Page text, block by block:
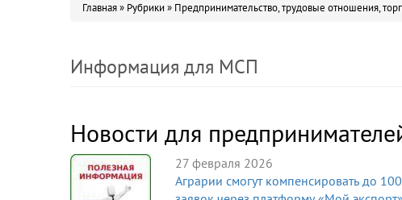
Вы здесь
Главная» Рубрики » Предпринимательство, трудовые отношения,
Информация для МСП
Новости для
27 февраля 2026
Аграрии смогут компенсировать до